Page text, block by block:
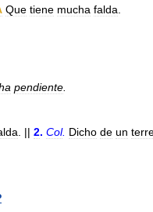
Que tiene mucha falda
pendiente
. || 2. Col. Dicho de un